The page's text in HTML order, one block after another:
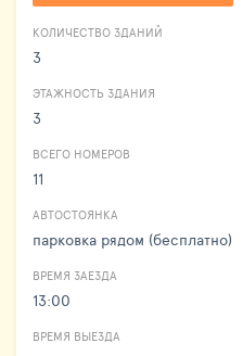
КОЛИЧЕСТВО ЗДАНИЙ
3
ЭТАЖНОСТЬ ЗДАНИЯ
3
ВСЕГО НОМЕРОВ
11
АВТОСТОЯНКА
парковка рядом (бесплатно)
ВРЕМЯ ЗАЕЗДА
13:00
ВРЕМЯ ВЫЕЗДА